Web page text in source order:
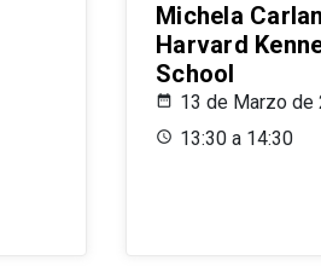
Michela
Harvard
School
13 de Marzo de
13:30 a 14:30